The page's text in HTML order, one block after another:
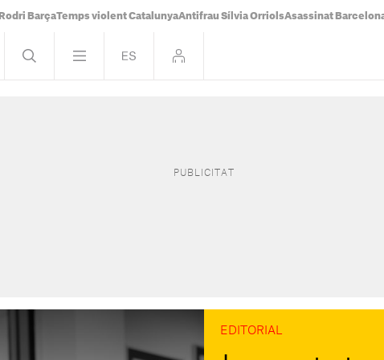
Rodri BarçaTemps violent CatalunyaAntifrau Sílvia OrriolsAsassinat
EDITORIAL